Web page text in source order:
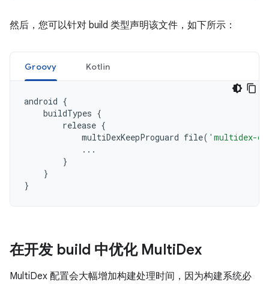
然后，您可以针对 build 类型声明该文件，如下所示：
Groovy Kotlin
android {
buildTypes {
release {
multiDexKeepProguard file( 'multidex-
...
}
}
}
在开发 build 中优化 MultiDex
MultiDex 配置会大幅增加构建处理时间，因为构建系统必